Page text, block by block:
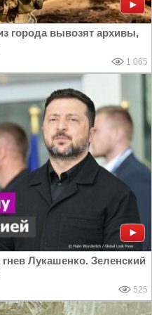
города вывозят архивы,
1 065
Лукашенко. Зеленский
525